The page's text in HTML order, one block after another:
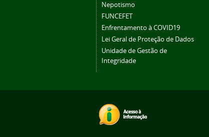
Nepotismo
FUNCEFET
Enfrentamento à COVID19
Lei Geral de Proteção de Dados
Unidade de Gestão de
Integridade